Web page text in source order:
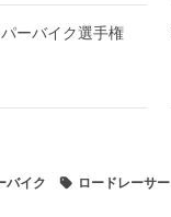
ーバイク選手権
バイク ロードレーサー